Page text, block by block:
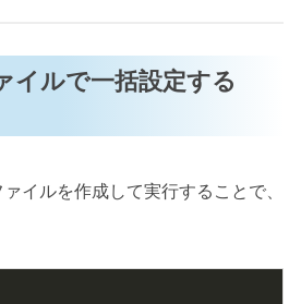
イルで一括設定する
イルを作成して実行することで、